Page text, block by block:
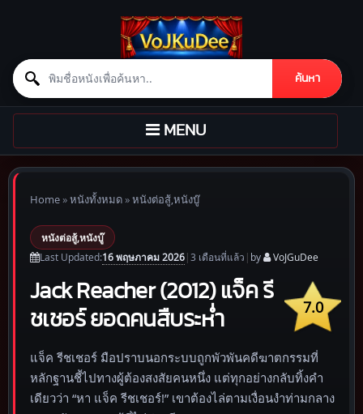
Search for:
ค้นหา
Skip to content
TOGGLE
NAVIGATION
MENU
Home»หนังทั้งหมด»หนังต่อสู้,หนังบู๊
หนังต่อสู้,หนังบู๊
Last Updated:16 พฤษภาคม 2026|3 เดือนที่แล้ว | by VoJGuDee
7.0
Jack Reacher (2012) แจ็ค รี
ชเชอร์ ยอดคนสืบระห่ำ
แจ็ค รีชเชอร์ มือปราบนอกระบบถูกพัวพันคดีฆาตกรรมที่
หลักฐานชี้ไปทางผู้ต้องสงสัยคนหนึ่ง แต่ทุกอย่างกลับทิ้งคำ
เดียวว่า “หา แจ็ค รีชเชอร์!” เขาต้องไล่ตามเงื่อนงำท่ามกลาง